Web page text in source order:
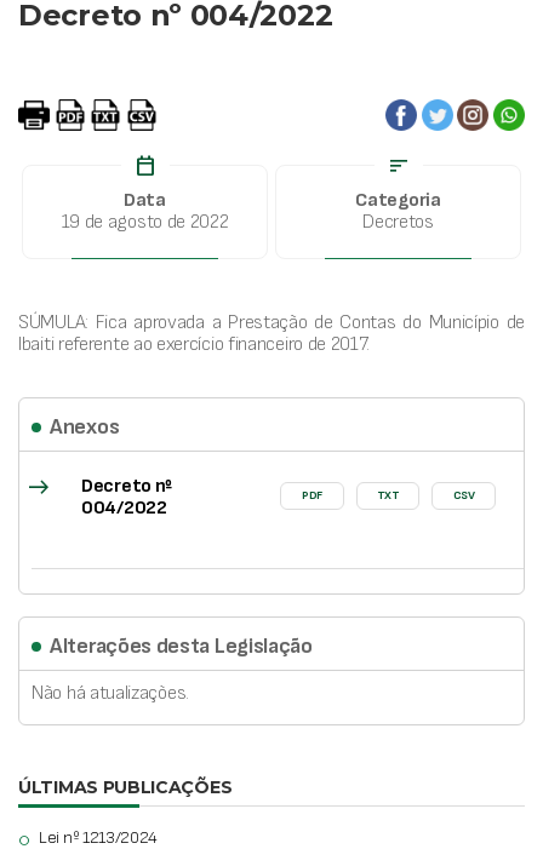
Decreto nº 004/2022
calendar_today
Data
19 de agosto de 2022
sort
Categoria
Decretos
SÚMULA: Fica aprovada a Prestação de Contas do Município de
Ibaiti referente ao exercício financeiro de 2017.
Anexos
east
Decreto nº
004/2022
PDF TXT CSV
Alterações desta Legislação
Não há atualizações.
ÚLTIMAS PUBLICAÇÕES
circle Lei nº 1213/2024